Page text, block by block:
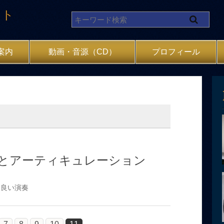
内 動画・音源（CD） プロフィール
アーティキュレーション
良い演奏